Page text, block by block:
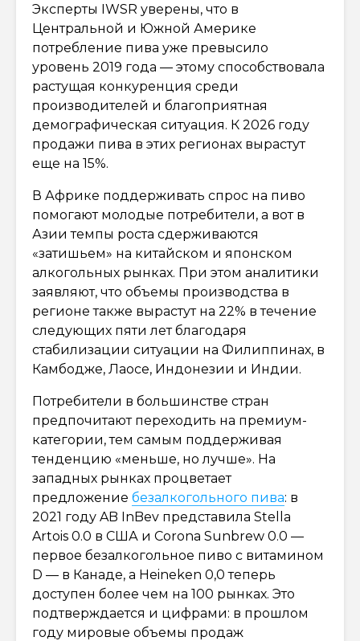
Эксперты IWSR уверены, что в
Центральной и Южной Америке
потребление пива уже превысило
уровень 2019 года — этому способствовала
растущая конкуренция среди
производителей и благоприятная
демографическая ситуация. К 2026 году
продажи пива в этих регионах вырастут
еще на 15%.
В Африке поддерживать спрос на пиво
помогают молодые потребители, а вот в
Азии темпы роста сдерживаются
«затишьем» на китайском и японском
алкогольных рынках. При этом аналитики
заявляют, что объемы производства в
регионе также вырастут на 22% в течение
следующих пяти лет благодаря
стабилизации ситуации на Филиппинах, в
Камбодже, Лаосе, Индонезии и Индии.
Потребители в большинстве стран
предпочитают переходить на премиум-
категории, тем самым поддерживая
тенденцию «меньше, но лучше». На
западных рынках процветает
предложение безалкогольного пива: в
2021 году AB InBev представила Stella
Artois 0.0 в США и Corona Sunbrew 0.0 —
первое безалкогольное пиво с витамином
D — в Канаде, а Heineken 0,0 теперь
доступен более чем на 100 рынках. Это
подтверждается и цифрами: в прошлом
году мировые объемы продаж